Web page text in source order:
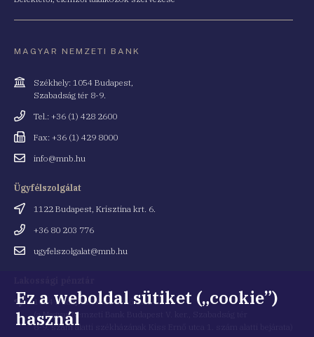
MAGYAR NEMZETI BANK
Cím
Székhely: 1054 Budapest,
Szabadság tér 8-9.
Telefonszám
Tel.: +36 (1) 428 2600
Fax
Fax: +36 (1) 429 8000
Emailinfo@mnb.hu
Ügyfélszolgálat
Cím
1122 Budapest, Krisztina krt. 6.
Telefonszám
+36 80 203 776
Emailugyfelszolgalat@mnb.hu
Cím 1054 Budapest, Kiss Ernő utca 1.
(a Magyar Nemzeti Bank Budapest V. ker., Szabadság tér
8-9. szám alatti székházának Kiss Ernő utca 1. szám alatti bejárata)
Ez a weboldal sütiket („cookie”)
használ